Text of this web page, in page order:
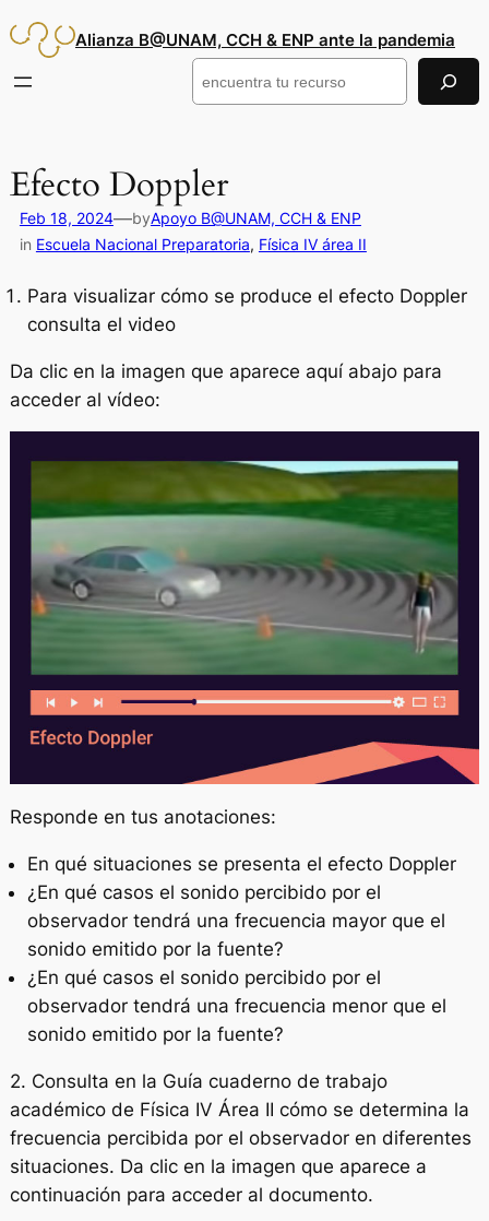
al
Alianza B@UNAM, CCH & ENP ante la pandemia
Buscar
Efecto Doppler
Feb 18, 2024—byApoyo B@UNAM, CCH & ENP
in Escuela Nacional Preparatoria, Física IV área II
Para visualizar cómo se produce el efecto Doppler
consulta el video
Da clic en la imagen que aparece aquí abajo para
acceder al vídeo:
Responde en tus anotaciones:
En qué situaciones se presenta el efecto Doppler
¿En qué casos el sonido percibido por el
observador tendrá una frecuencia mayor que el
sonido emitido por la fuente?
¿En qué casos el sonido percibido por el
observador tendrá una frecuencia menor que el
sonido emitido por la fuente?
2. Consulta en la Guía cuaderno de trabajo
académico de Física IV Área II cómo se determina la
frecuencia percibida por el observador en diferentes
situaciones. Da clic en la imagen que aparece a
continuación para acceder al documento.